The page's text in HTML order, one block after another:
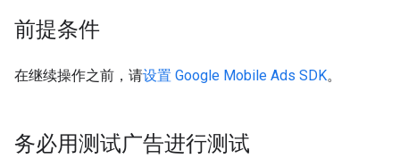
前提条件
在继续操作之前，请设置 Google Mobile Ads SDK。
务必用测试广告进行测试